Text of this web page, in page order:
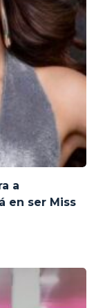
a
en ser Miss